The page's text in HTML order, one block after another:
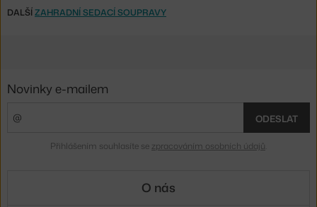
DALŠÍZAHRADNÍ SEDACÍ SOUPRAVY
Novinky e-mailem
ODESLAT
Přihlášením souhlasíte se zpracováním osobních údajů
O nás